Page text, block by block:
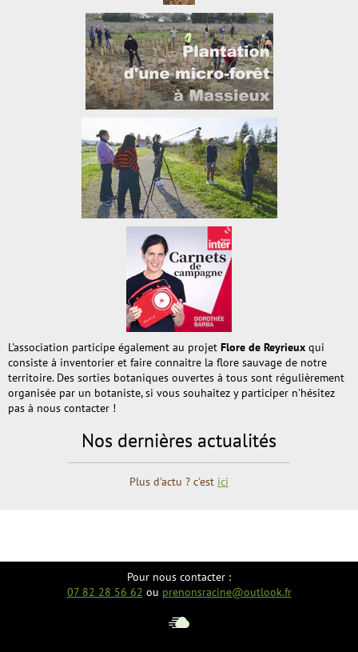
L'association participe également au projet Flore de Reyrieux qui
consiste à inventorier et faire connaitre la flore sauvage de notre
territoire. Des sorties botaniques ouvertes à tous sont régulièrement
organisée par un botaniste, si vous souhaitez y participer n'hésitez
pas à nous contacter !
Nos dernières actualités
Plus d'actu ? c'est ici
Pour nous contacter :
07 82 28 56 62 ou prenonsracine@outlook.fr